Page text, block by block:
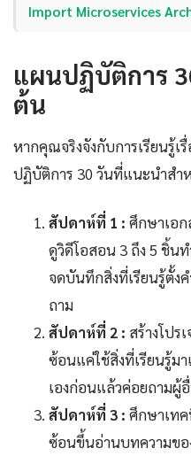
Import Microservices
แผนปฏิบัติการ
ต้น
หากคุณจริงจังกับการเรียนรู้
ปฏิบัติการ 30 วันที่แนะนำสำ
สัปดาห์ที่ 1 : ศึกษาเอ
ดูวิดีโอสอน 3 ถึง 5 ชิ้น
จดบันทึกสิ่งที่เรียนรู้ตั้ง
ถาม
สัปดาห์ที่ 2 : สร้างโปร
ซ้อนแค่ใช้สิ่งที่เรียนรู้ม
เองก่อนแล้วค่อยถามผู้
สัปดาห์ที่ 3 : ศึกษาเท
ซ้อนขึ้นอ่านบทความขอ